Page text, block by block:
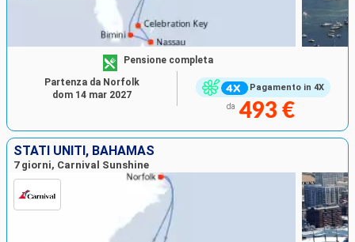
Pagamento in 4X
Pensione completa
da 493 €
Partenza da Norfolk
dom 14 mar 2027
STATI UNITI, BAHAMAS
7 giorni, Carnival Sunshine